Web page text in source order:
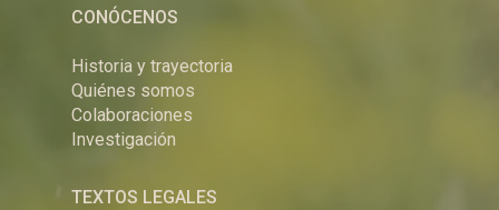
CONÓCENOS
Historia y trayectoria
Quiénes somos
Colaboraciones
Investigación
TEXTOS LEGALES